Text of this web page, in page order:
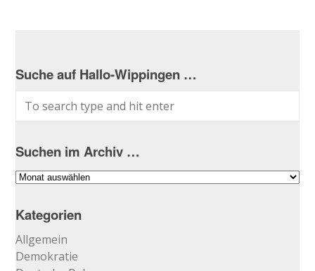
Suche auf Hallo-Wippingen …
Suchen im Archiv …
Suchen
Archiv
Kategorien
Allgemein
Demokratie